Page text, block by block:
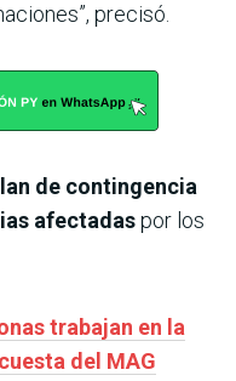
precisó.
de contingencia
afectadaspor los
trabajan en la
del MAG